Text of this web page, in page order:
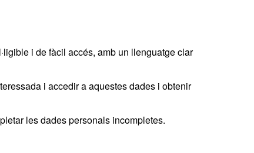
i de fàcil accés, amb un llenguatge clar
i accedir a aquestes dades i obtenir
les dades personals incompletes.